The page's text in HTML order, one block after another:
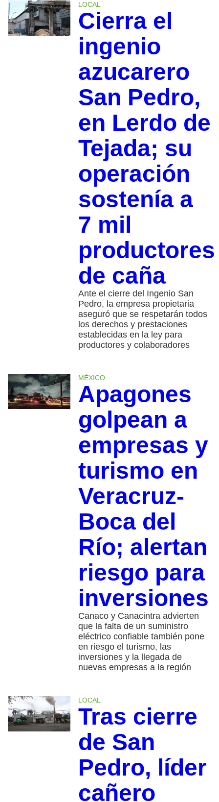
LOCAL
Cierra el
ingenio
azucarero
San Pedro,
en Lerdo de
Tejada; su
operación
sostenía a
7 mil
productores
de caña
Ante el cierre del Ingenio San
Pedro, la empresa propietaria
aseguró que se respetarán todos
los derechos y prestaciones
establecidas en la ley para
productores y colaboradores
MÉXICO
Apagones
golpean a
empresas y
turismo en
Veracruz-
Boca del
Río; alertan
riesgo para
inversiones
Canaco y Canacintra advierten
que la falta de un suministro
eléctrico confiable también pone
en riesgo el turismo, las
inversiones y la llegada de
nuevas empresas a la región
LOCAL
Tras cierre
de San
Pedro, líder
cañero